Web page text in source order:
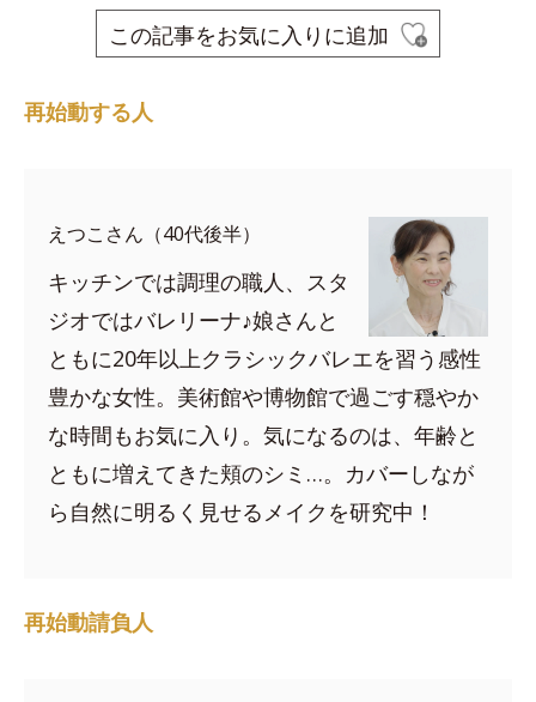
この記事をお気に入りに追加
再始動する人
えつこさん（40代後半）
キッチンでは調理の職人、スタ
ジオではバレリーナ♪娘さんと
ともに20年以上クラシックバレエを習う感性
豊かな女性。美術館や博物館で過ごす穏やか
な時間もお気に入り。気になるのは、年齢と
ともに増えてきた頬のシミ…。カバーしなが
ら自然に明るく見せるメイクを研究中！
再始動請負人